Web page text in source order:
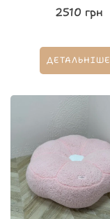
2510 грн
ДЕТАЛЬНІШЕ